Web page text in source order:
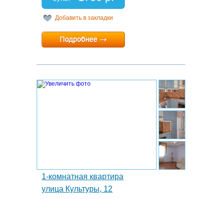
Добавить в закладки
Минимальный срок:1 суток
Расчетный час:любой
1-комнатная квартира
улица Культуры, 12